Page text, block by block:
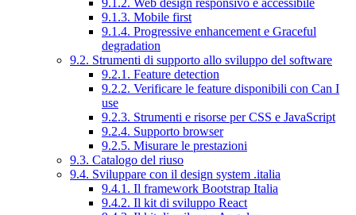
9.1.3. Mobile first
9.1.4. Progressive enhancement e Graceful
degradation
9.2. Strumenti di supporto allo sviluppo del software
9.2.1. Feature detection
9.2.2. Verificare le feature disponibili con Can I
use
9.2.3. Strumenti e risorse per CSS e JavaScript
9.2.4. Supporto browser
9.2.5. Misurare le prestazioni
9.3. Catalogo del riuso
9.4. Sviluppare con il design system .italia
9.4.1. Il framework Bootstrap Italia
9.4.2. Il kit di sviluppo React